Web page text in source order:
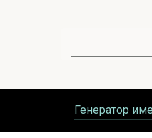
Генератор